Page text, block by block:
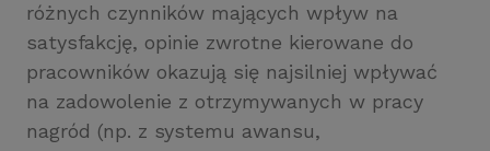
różnych czynników mających wpływ na
satysfakcję, opinie zwrotne kierowane do
pracowników okazują się najsilniej wpływać
na zadowolenie z otrzymywanych w pracy
nagród (np. z systemu awansu,